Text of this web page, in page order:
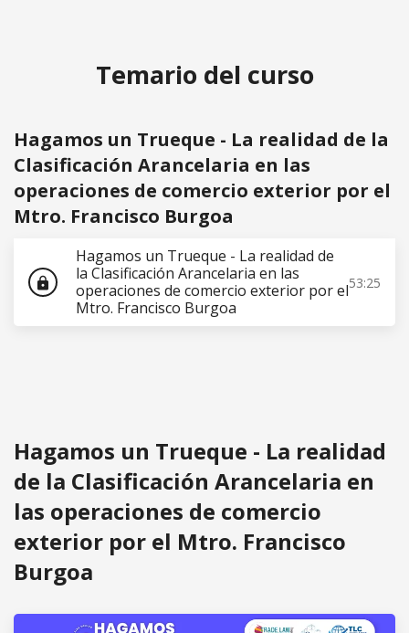
por el Mtro. Francisco Burgoa
Temario del curso
Hagamos un Trueque - La realidad de la
Clasificación Arancelaria en las
operaciones de comercio exterior por el
Mtro. Francisco Burgoa
lock
Hagamos un Trueque - La realidad de
la Clasificación Arancelaria en las
operaciones de comercio exterior por el
Mtro. Francisco Burgoa
53:25
Hagamos un Trueque - La realidad
de la Clasificación Arancelaria en
las operaciones de comercio
exterior por el Mtro. Francisco
Burgoa